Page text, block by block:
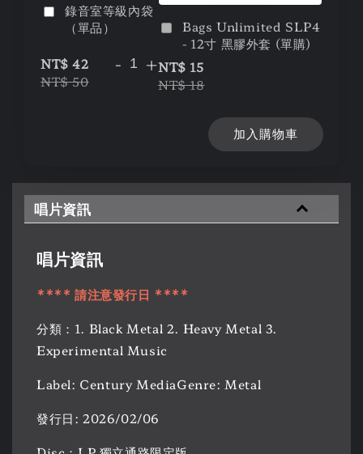
錄音室等級內袋
（單品）
NT$ 42
NT$ 50
- +
Bags Unlimited SLP4
- 12寸 黑膠外套 (單購)
NT$ 15
NT$ 18
加入購物車
唱片資訊
唱片資訊
**** 請注意發行日 ****
分類：1. Black Metal 2. Heavy Metal 3.
Experimental Music
Label: Century MediaGenre: Metal
發行日: 2026/02/06